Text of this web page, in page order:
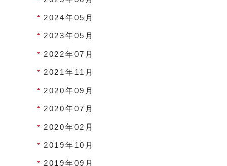
2024年05月
2023年05月
2022年07月
2021年11月
2020年09月
2020年07月
2020年02月
2019年10月
2019年09月